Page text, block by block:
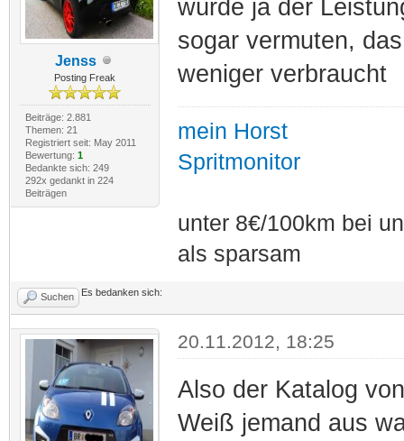
Jenss
Posting Freak
Beiträge: 2.881
Themen: 21
Registriert seit: May 2011
Bewertung: 1
Bedankte sich: 249
292x gedankt in 224
Beiträgen
würde ja der
sogar vermuten,
weniger verbraucht
mein Horst
Spritmonitor
unter 8€/100km bei
als sparsam
Suchen Es bedanken sich:
20.11.2012, 18:25
Also der Katalog
Weiß jemand aus